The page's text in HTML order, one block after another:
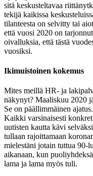
sitä keskusteltavaa
tekijä kaikissa
tilanteesta on selvitty tai
että vuosi 2020 on
oivalluksia, että tästä
vuosiksi.
Ikimuistoinen kokemus
Mites meillä HR- ja
näkynyt? Maaliskuu 2020
Se on päällimmäinen
Kaikki varsinaisesti
uutisten kautta kävi
tullaan rajoittamaan
mielestäni jotain tuttua 90-
aikanaan, kun
lama ja lama myös tuli.